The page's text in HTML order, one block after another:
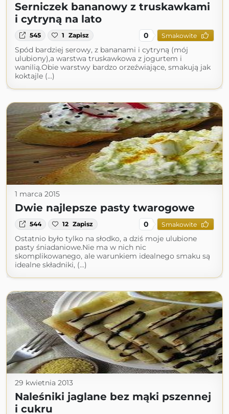
Serniczek bananowy z truskawkami
i cytryną na lato
545 1 Zapisz 0 Smakowite
Spód bardziej serowy, z bananami i cytryną (mój
ulubiony),a warstwa truskawkowa z jogurtem i
wanilią.Obie warstwy bardzo orzeźwiające, smakują jak
koktajle (...)
1 marca 2015
Dwie najlepsze pasty twarogowe
544 12 Zapisz 0 Smakowite
Ostatnio było tylko na słodko, a dziś moje ulubione
pasty śniadaniowe.Nie ma w nich nic
skomplikowanego, ale warunkiem idealnego smaku są
idealne składniki, (...)
29 kwietnia 2013
Naleśniki jaglane bez mąki pszennej
i cukru